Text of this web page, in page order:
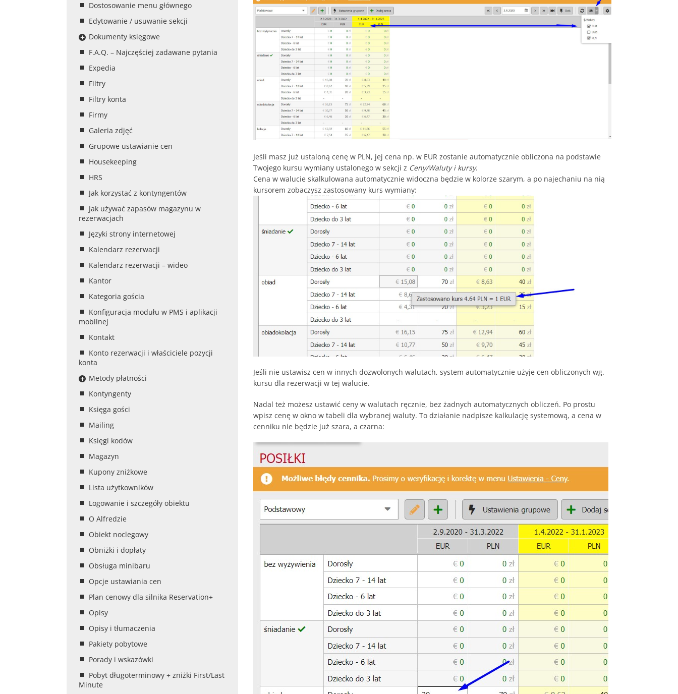
Dostosowanie menu głównego
Edytowanie / usuwanie sekcji
Dokumenty księgowe
F.A.Q. – Najczęściej zadawane pytania
Expedia
Filtry
Filtry konta
Firmy
Galeria zdjęć
Grupowe ustawianie cen
Housekeeping
HRS
Jak korzystać z kontyngentów
Jak używać zapasów magazynu w
rezerwacjach
Języki strony internetowej
Kalendarz rezerwacji
Kalendarz rezerwacji – wideo
Kantor
Kategoria gościa
Konfiguracja modułu w PMS i aplikacji
mobilnej
Kontakt
Konto rezerwacji i właściciele pozycji
konta
Metody płatności
Kontyngenty
Księga gości
Mailing
Księgi kodów
Magazyn
Kupony zniżkowe
Lista użytkowników
Logowanie i szczegóły obiektu
O Alfredzie
Obiekt noclegowy
Obniżki i dopłaty
Obsługa minibaru
Opcje ustawiania cen
Plan cenowy dla silnika Reservation+
Opisy
Opisy i tłumaczenia
Pakiety pobytowe
Porady i wskazówki
Pobyt długoterminowy + zniżki First/Last
Minute
Jeśli masz już ustaloną cenę w PLN, jej cena np. w EUR zostanie automatycznie obliczona na podstawie
Twojego kursu wymiany ustalonego w sekcji z Ceny/Waluty i kursy.
Cena w walucie skalkulowana automatycznie widoczna będzie w kolorze szarym, a po najechaniu na nią
kursorem zobaczysz zastosowany kurs wymiany:
Jeśli nie ustawisz cen w innych dozwolonych walutach, system automatycznie użyje cen obliczonych wg.
kursu dla rezerwacji w tej walucie.
Nadal też możesz ustawić ceny w walutach ręcznie, bez żadnych automatycznych obliczeń. Po prostu
wpisz cenę w okno w tabeli dla wybranej waluty. To działanie nadpisze kalkulację systemową, a cena w
cenniku nie będzie już szara, a czarna: